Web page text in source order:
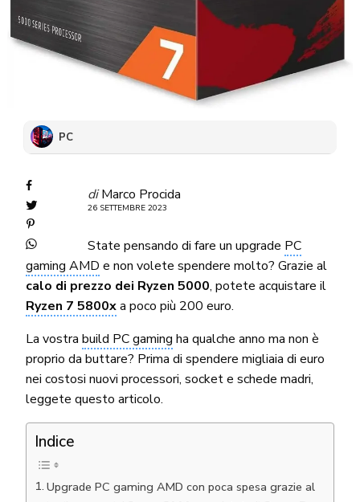
PC
di Marco Procida
26 SETTEMBRE 2023
State pensando di fare un upgrade PC
gaming AMD e non volete spendere molto? Grazie al
calo di prezzo dei Ryzen 5000, potete acquistare il
Ryzen 7 5800xa poco più 200 euro.
La vostra build PC gaming ha qualche anno ma non è
proprio da buttare? Prima di spendere migliaia di euro
nei costosi nuovi processori, socket e schede madri,
leggete questo articolo.
Indice
Upgrade PC gaming AMD con poca spesa grazie al